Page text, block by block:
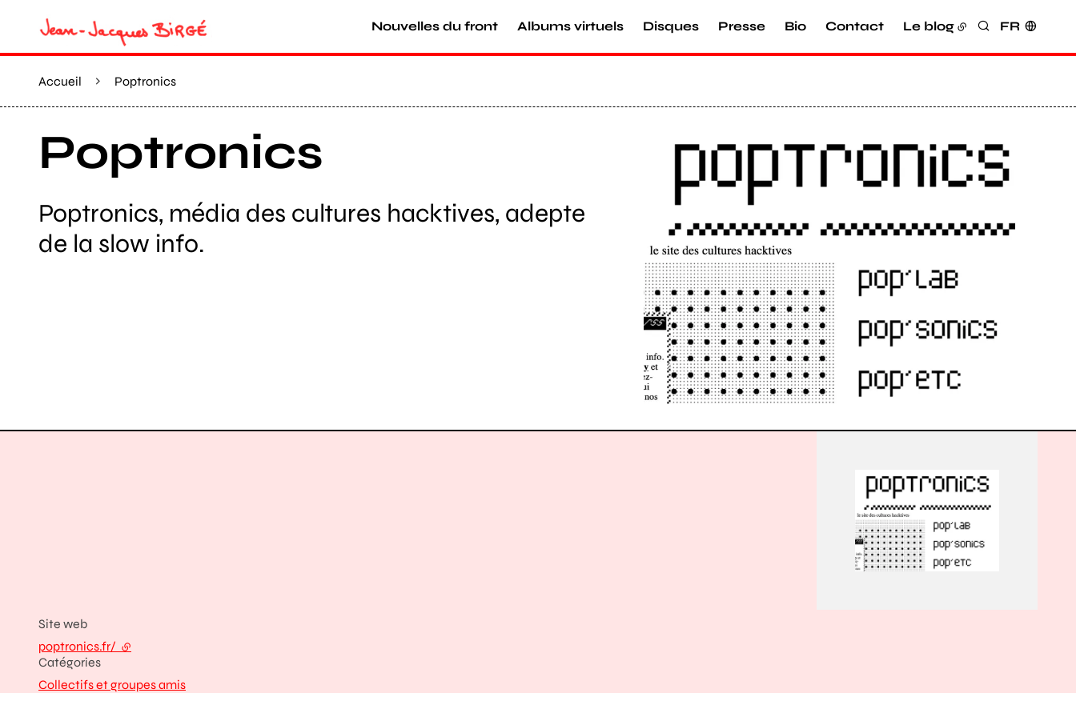
Nouvelles du front Albums virtuels Disques Presse Bio Contact Le blog Rechercher
FR
Accueil Poptronics
Poptronics
Poptronics, média des cultures hacktives, adepte
de la slow info.
Catégories
Collectifs et groupes amis
Site web
poptronics.fr/ - lien externe